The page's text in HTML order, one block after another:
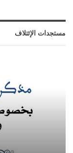
مستجدات الإئتلاف